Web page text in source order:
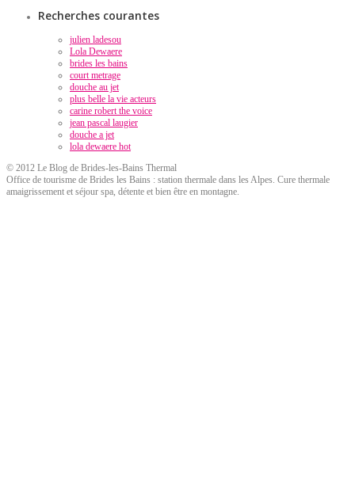
Recherches courantes
julien ladesou
Lola Dewaere
brides les bains
court metrage
douche au jet
plus belle la vie acteurs
carine robert the voice
jean pascal laugier
douche a jet
lola dewaere hot
© 2012 Le Blog de Brides-les-Bains Thermal
Office de tourisme de Brides les Bains : station thermale dans les Alpes. Cure thermale
amaigrissement et séjour spa, détente et bien être en montagne.